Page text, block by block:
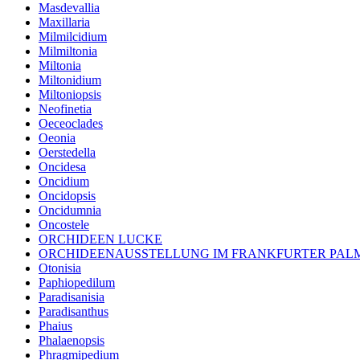
Masdevallia
Maxillaria
Milmilcidium
Milmiltonia
Miltonia
Miltonidium
Miltoniopsis
Neofinetia
Oeceoclades
Oeonia
Oerstedella
Oncidesa
Oncidium
Oncidopsis
Oncidumnia
Oncostele
ORCHIDEEN LUCKE
ORCHIDEENAUSSTELLUNG IM FRANKFURTER
Otonisia
Paphiopedilum
Paradisanisia
Paradisanthus
Phaius
Phalaenopsis
Phragmipedium